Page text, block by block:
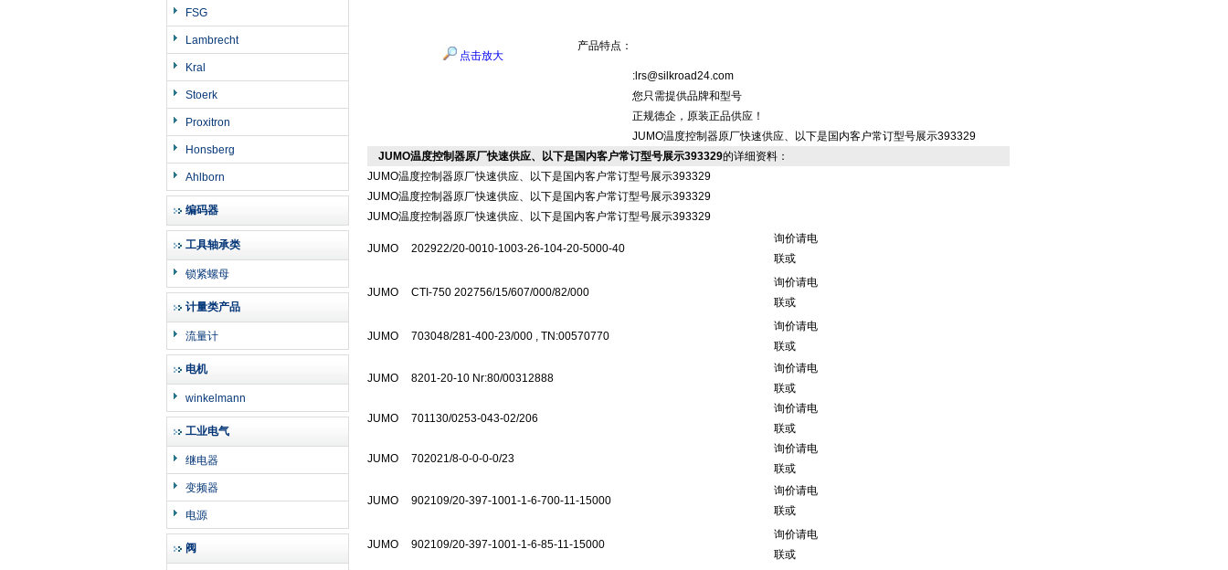
FSG
Lambrecht
Kral
Stoerk
Proxitron
Honsberg
Ahlborn
编码器
工具轴承类
锁紧螺母
计量类产品
流量计
电机
winkelmann
工业电气
继电器
变频器
电源
阀
点击放大
产品特点：
:lrs@silkroad24.com
您只需提供品牌和型号
正规德企，原装正品供应！
JUMO温度控制器原厂快速供应、以下是国内客户常订型号展示393329
JUMO温度控制器原厂快速供应、以下是国内客户常订型号展示393329的详细资料：
JUMO温度控制器原厂快速供应、以下是国内客户常订型号展示393329
JUMO温度控制器原厂快速供应、以下是国内客户常订型号展示393329
JUMO温度控制器原厂快速供应、以下是国内客户常订型号展示393329
JUMO 202922/20-0010-1003-26-104-20-5000-40
询价请电
联或
JUMO CTI-750 202756/15/607/000/82/000
询价请电
联或
JUMO 703048/281-400-23/000 , TN:00570770
询价请电
联或
JUMO 8201-20-10 Nr:80/00312888
询价请电
联或
JUMO 701130/0253-043-02/206
询价请电
联或
JUMO 702021/8-0-0-0-0/23
询价请电
联或
JUMO 902109/20-397-1001-1-6-700-11-15000
询价请电
联或
JUMO 902109/20-397-1001-1-6-85-11-15000
询价请电
联或